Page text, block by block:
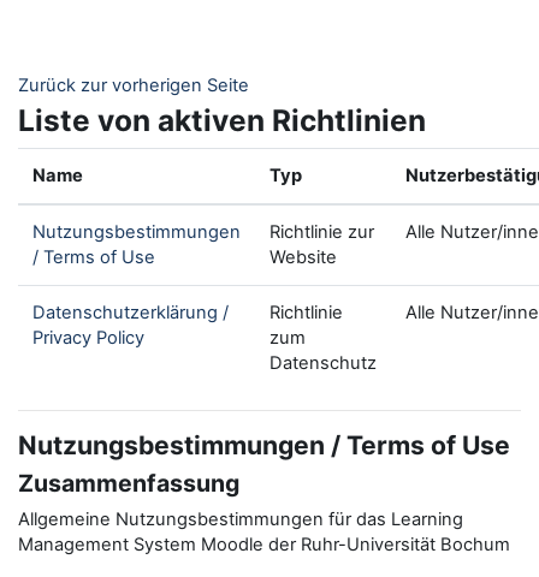
Zurück zur vorherigen Seite
Liste von aktiven Richtlinien
Name Typ
Nutzungsbestimmungen
/ Terms of Use
Richtlinie zur
Website
Alle Nutzer/
Datenschutzerklärung /
Privacy Policy
Richtlinie
zum
Datenschutz
Alle Nutzer/
Nutzungsbestimmungen / Terms of Use
Zusammenfassung
Allgemeine Nutzungsbestimmungen für das Learning
Management System Moodle der Ruhr-Universität Bochum